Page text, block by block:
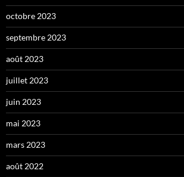
octobre 2023
septembre 2023
août 2023
juillet 2023
juin 2023
mai 2023
mars 2023
août 2022